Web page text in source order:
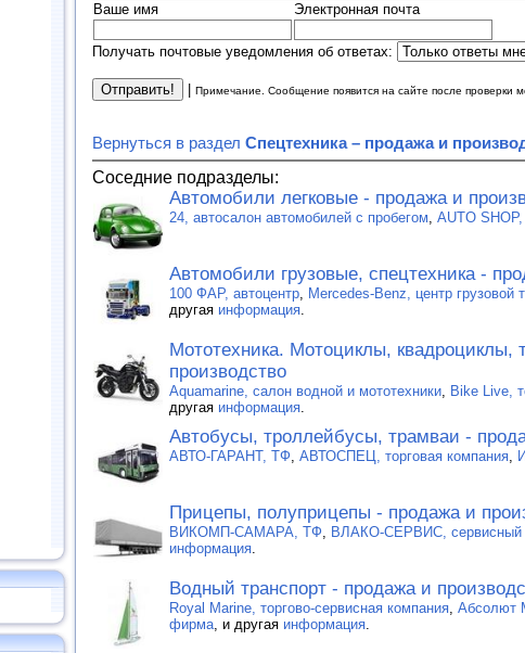
Ваше имя Электронная почта
Получать почтовые уведомления об ответах:
Примечание. Сообщение появится на сайте после проверки
Вернуться в раздел Спецтехника – продажа и
Соседние подразделы:
Автомобили легковые - продажа и
24, автосалон автомобилей с пробегом, AUTO
Автомобили грузовые, спецтехника -
100 ФАР, автоцентр, Mercedes-Benz, центр грузовой
другая информация.
Мототехника. Мотоциклы, квадроциклы,
производство
Aquamarine, салон водной и мототехники, Bike Live,
другая информация.
Автобусы, троллейбусы, трамваи -
АВТО-ГАРАНТ, ТФ, АВТОСПЕЦ, торговая компания,
Прицепы, полуприцепы - продажа и
ВИКОМП-САМАРА, ТФ, ВЛАКО-СЕРВИС, сервисный
информация.
Водный транспорт - продажа и
Royal Marine, торгово-сервисная компания, Абсолют
фирма, и другая информация.